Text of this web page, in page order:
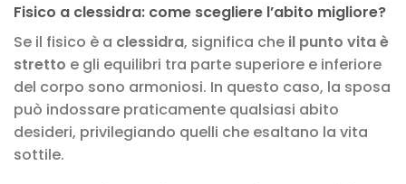
Fisico a clessidra: come scegliere l’abito migliore?
Se il fisico è a clessidra, significa che il punto vita è
stretto e gli equilibri tra parte superiore e inferiore
del corpo sono armoniosi. In questo caso, la sposa
può indossare praticamente qualsiasi abito
desideri, privilegiando quelli che esaltano la vita
sottile.